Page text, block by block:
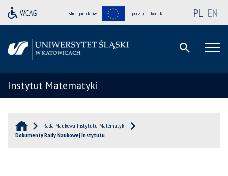
strefa projektów poczta kontakt PL EN
Instytut Matematyki
Rada Naukowa Instytutu Matematyki
Dokumenty Rady Naukowej Instytutu